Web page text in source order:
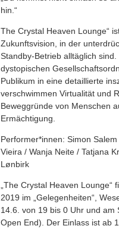
hin.“
The Crystal Heaven Lounge“
Zukunftsvision, in der
Standby-Betrieb alltäglich
dystopischen
Publikum in eine detaillierte
verschwimmen Virtualität und
Beweggründe von Menschen
Ermächtigung.
Performer*innen: Simon
Vieira / Wanja Neite / Tatjana
Lønbirk
„The Crystal Heaven
2019 im „Gelegenheiten“,
14.6. von 19 bis 0 Uhr und am
Open End). Der Einlass ist ab